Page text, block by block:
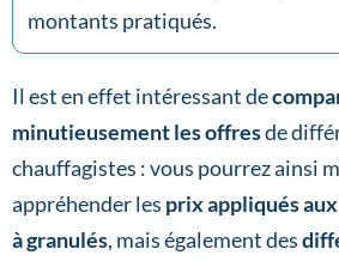
montants pratiqués.
Il est en effet intéressant de
minutieusement les offresde
chauffagistes : vous pourrez ainsi
appréhender les prix appliqués
à granulés, mais également des